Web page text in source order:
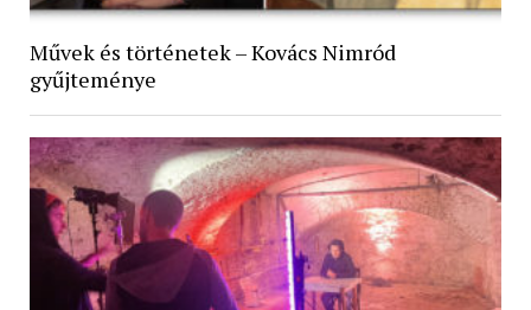
Művek és történetek – Kovács Nimród
gyűjteménye